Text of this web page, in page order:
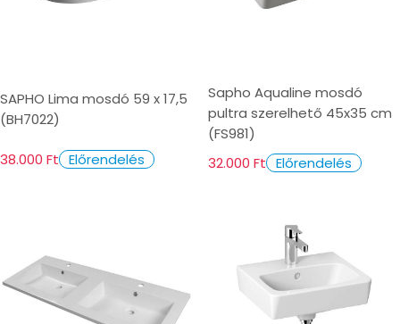
SAPHO Lima mosdó 59 x 17,5
(BH7022)
38.000 Ft Előrendelés
Sapho Aqualine mosdó
pultra szerelhető 45x35 cm
(FS981)
32.000 Ft Előrendelés